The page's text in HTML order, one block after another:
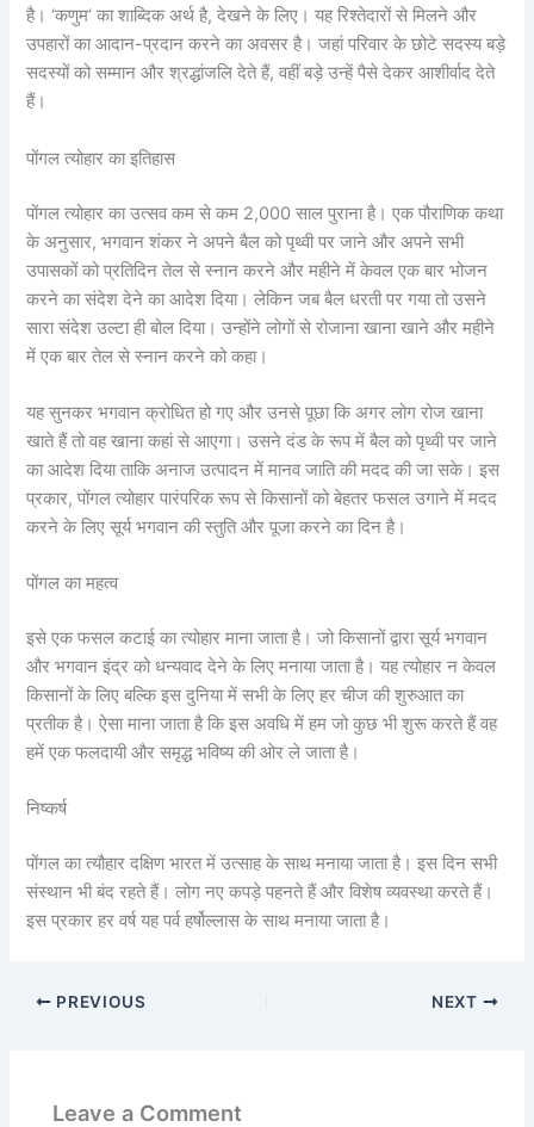
है। ‘कणुम’ का शाब्दिक अर्थ है, देखने के लिए। यह रिश्तेदारों से मिलने और
उपहारों का आदान-प्रदान करने का अवसर है। जहां परिवार के छोटे सदस्य बड़े
सदस्यों को सम्मान और श्रद्धांजलि देते हैं, वहीं बड़े उन्हें पैसे देकर आशीर्वाद देते
हैं।
पोंगल त्योहार का इतिहास
पोंगल त्योहार का उत्सव कम से कम 2,000 साल पुराना है। एक पौराणिक कथा
के अनुसार, भगवान शंकर ने अपने बैल को पृथ्वी पर जाने और अपने सभी
उपासकों को प्रतिदिन तेल से स्नान करने और महीने में केवल एक बार भोजन
करने का संदेश देने का आदेश दिया। लेकिन जब बैल धरती पर गया तो उसने
सारा संदेश उल्टा ही बोल दिया। उन्होंने लोगों से रोजाना खाना खाने और महीने
में एक बार तेल से स्नान करने को कहा।
यह सुनकर भगवान क्रोधित हो गए और उनसे पूछा कि अगर लोग रोज खाना
खाते हैं तो वह खाना कहां से आएगा। उसने दंड के रूप में बैल को पृथ्वी पर जाने
का आदेश दिया ताकि अनाज उत्पादन में मानव जाति की मदद की जा सके। इस
प्रकार, पोंगल त्योहार पारंपरिक रूप से किसानों को बेहतर फसल उगाने में मदद
करने के लिए सूर्य भगवान की स्तुति और पूजा करने का दिन है।
पोंगल का महत्व
इसे एक फसल कटाई का त्योहार माना जाता है। जो किसानों द्वारा सूर्य भगवान
और भगवान इंद्र को धन्यवाद देने के लिए मनाया जाता है। यह त्योहार न केवल
किसानों के लिए बल्कि इस दुनिया में सभी के लिए हर चीज की शुरुआत का
प्रतीक है। ऐसा माना जाता है कि इस अवधि में हम जो कुछ भी शुरू करते हैं वह
हमें एक फलदायी और समृद्ध भविष्य की ओर ले जाता है।
निष्कर्ष
पोंगल का त्यौहार दक्षिण भारत में उत्साह के साथ मनाया जाता है। इस दिन सभी
संस्थान भी बंद रहते हैं। लोग नए कपड़े पहनते हैं और विशेष व्यवस्था करते हैं।
इस प्रकार हर वर्ष यह पर्व हर्षोल्लास के साथ मनाया जाता है।
PREVIOUS NEXT
Leave a Comment